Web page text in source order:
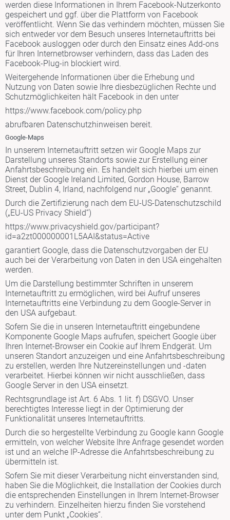
werden diese Informationen in Ihrem Facebook-Nutzerkonto
gespeichert und ggf. über die Plattform von Facebook
veröffentlicht. Wenn Sie das verhindern möchten, müssen Sie
sich entweder vor dem Besuch unseres Internetauftritts bei
Facebook ausloggen oder durch den Einsatz eines Add-ons
für Ihren Internetbrowser verhindern, dass das Laden des
Facebook-Plug-in blockiert wird.
Weitergehende Informationen über die Erhebung und
Nutzung von Daten sowie Ihre diesbezüglichen Rechte und
Schutzmöglichkeiten hält Facebook in den unter
https://www.facebook.com/policy.php
abrufbaren Datenschutzhinweisen bereit.
Google-Maps
In unserem Internetauftritt setzen wir Google Maps zur
Darstellung unseres Standorts sowie zur Erstellung einer
Anfahrtsbeschreibung ein. Es handelt sich hierbei um einen
Dienst der Google Ireland Limited, Gordon House, Barrow
Street, Dublin 4, Irland, nachfolgend nur „Google“ genannt.
Durch die Zertifizierung nach dem EU-US-Datenschutzschild
(„EU-US Privacy Shield“)
https://www.privacyshield.gov/participant?
id=a2zt000000001L5AAI&status=Active
garantiert Google, dass die Datenschutzvorgaben der EU
auch bei der Verarbeitung von Daten in den USA eingehalten
werden.
Um die Darstellung bestimmter Schriften in unserem
Internetauftritt zu ermöglichen, wird bei Aufruf unseres
Internetauftritts eine Verbindung zu dem Google-Server in
den USA aufgebaut.
Sofern Sie die in unseren Internetauftritt eingebundene
Komponente Google Maps aufrufen, speichert Google über
Ihren Internet-Browser ein Cookie auf Ihrem Endgerät. Um
unseren Standort anzuzeigen und eine Anfahrtsbeschreibung
zu erstellen, werden Ihre Nutzereinstellungen und -daten
verarbeitet. Hierbei können wir nicht ausschließen, dass
Google Server in den USA einsetzt.
Rechtsgrundlage ist Art. 6 Abs. 1 lit. f) DSGVO. Unser
berechtigtes Interesse liegt in der Optimierung der
Funktionalität unseres Internetauftritts.
Durch die so hergestellte Verbindung zu Google kann Google
ermitteln, von welcher Website Ihre Anfrage gesendet worden
ist und an welche IP-Adresse die Anfahrtsbeschreibung zu
übermitteln ist.
Sofern Sie mit dieser Verarbeitung nicht einverstanden sind,
haben Sie die Möglichkeit, die Installation der Cookies durch
die entsprechenden Einstellungen in Ihrem Internet-Browser
zu verhindern. Einzelheiten hierzu finden Sie vorstehend
unter dem Punkt „Cookies“.